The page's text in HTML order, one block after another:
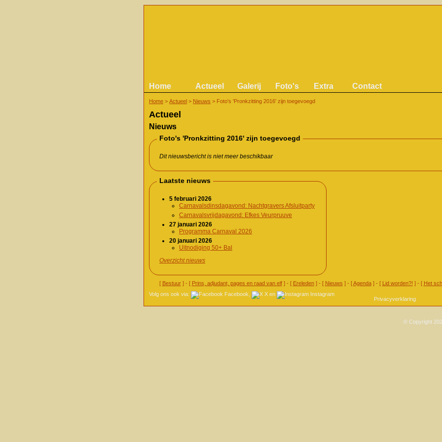
Home Actueel Galerij Foto's Extra Contact
Home > Actueel > Nieuws > Foto's 'Pronkzitting 2016' zijn toegevoegd
Actueel
Nieuws
Foto's 'Pronkzitting 2016' zijn toegevoegd
Dit nieuwsbericht is niet meer beschikbaar
Laatste nieuws
5 februari 2026
Carnavalsdinsdagavond: Nachtgravers Afsluitparty
Carnavalsvrijdagavond: Efkes Veurpruuve
27 januari 2026
Programma Carnaval 2026
20 januari 2026
Uitnodiging 50+ Bal
Overzicht nieuws
[ Bestuur] - [ Prins, adjudant, pages en raad van elf] - [ Ereleden] - [ Nieuws ] - [Agenda] - [ Lid worden?! ] - [ Het
Volg ons ook via:
Facebook X en
Instagram
Privacyverklaring
© Copyright